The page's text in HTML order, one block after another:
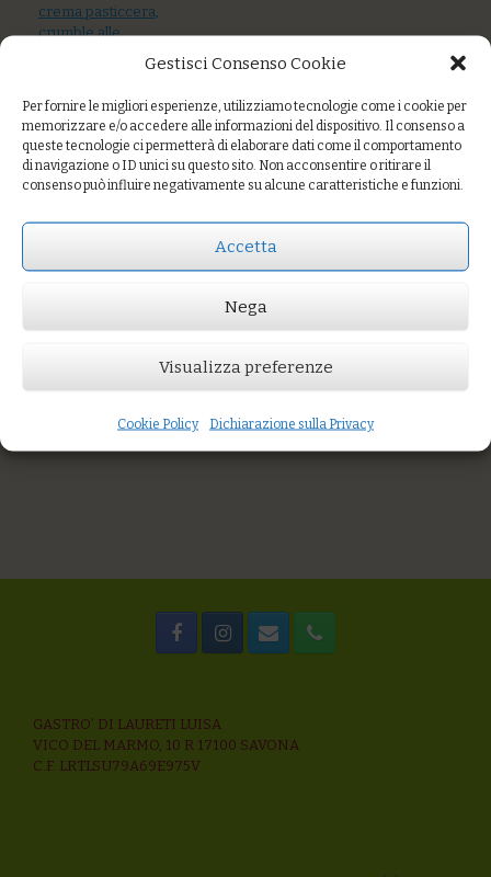
Gestisci Consenso Cookie
Per fornire le migliori esperienze, utilizziamo tecnologie come i cookie per
memorizzare e/o accedere alle informazioni del dispositivo. Il consenso a
queste tecnologie ci permetterà di elaborare dati come il comportamento
di navigazione o ID unici su questo sito. Non acconsentire o ritirare il
consenso può influire negativamente su alcune caratteristiche e funzioni.
Accetta
Nega
Visualizza preferenze
Cookie Policy Dichiarazione sulla Privacy
Crème caramel con caramello e anacardi salati
Tortino al malto d’orzo con salsa al cioccolato fondente
Pastiera al naturale
crema pasticcera,
crumble alle
cacao
Crema all’arancio
e cocco
GASTRO’ DI LAURETI LUISA
VICO DEL MARMO, 10 R 17100 SAVONA
C.F. LRTLSU79A69E975V